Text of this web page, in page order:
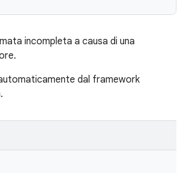
incompleta a causa di una
dal framework